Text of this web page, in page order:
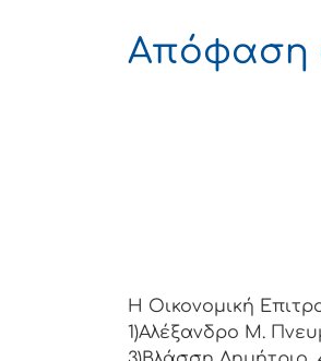
Απόφαση
Η Οικονομική
1)Αλέξανδρο Μ.